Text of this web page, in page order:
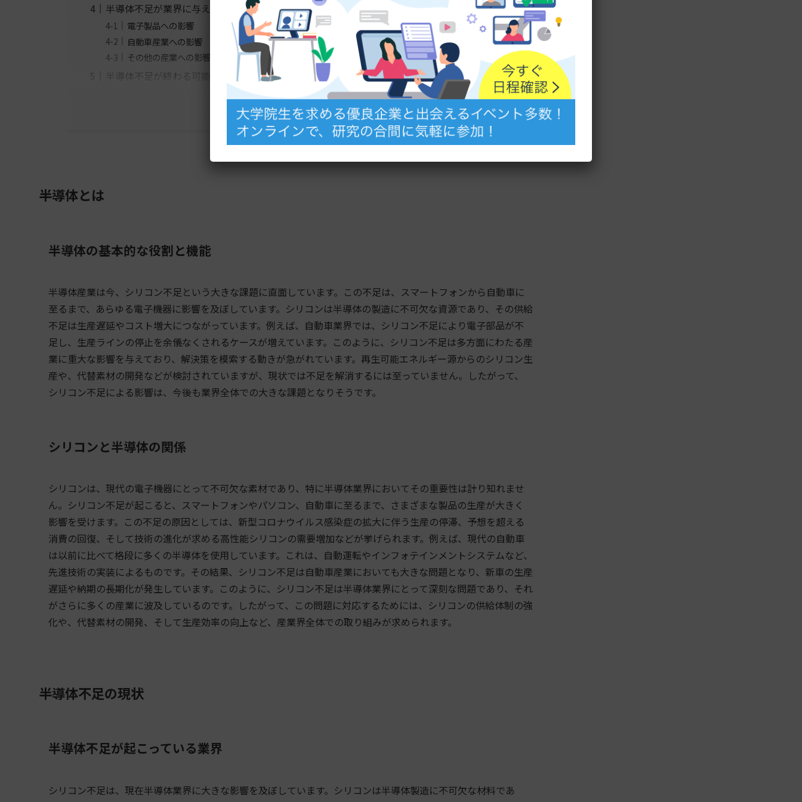
半導体不足が業界に与える影響
電子製品への影響
自動車産業への影響
その他の産業への影響
半導体不足が終わる可能性
もっと見る
半導体とは
半導体の基本的な役割と機能
半導体産業は今、シリコン不足という大きな課題に直面しています。この不足は、スマートフォンから自動車に
至るまで、あらゆる電子機器に影響を及ぼしています。シリコンは半導体の製造に不可欠な資源であり、その供給
不足は生産遅延やコスト増大につながっています。例えば、自動車業界では、シリコン不足により電子部品が不
足し、生産ラインの停止を余儀なくされるケースが増えています。このように、シリコン不足は多方面にわたる産
業に重大な影響を与えており、解決策を模索する動きが急がれています。再生可能エネルギー源からのシリコン生
産や、代替素材の開発などが検討されていますが、現状では不足を解消するには至っていません。したがって、
シリコン不足による影響は、今後も業界全体での大きな課題となりそうです。
シリコンと半導体の関係
シリコンは、現代の電子機器にとって不可欠な素材であり、特に半導体業界においてその重要性は計り知れませ
ん。シリコン不足が起こると、スマートフォンやパソコン、自動車に至るまで、さまざまな製品の生産が大きく
影響を受けます。この不足の原因としては、新型コロナウイルス感染症の拡大に伴う生産の停滞、予想を超える
消費の回復、そして技術の進化が求める高性能シリコンの需要増加などが挙げられます。例えば、現代の自動車
は以前に比べて格段に多くの半導体を使用しています。これは、自動運転やインフォテインメントシステムなど、
先進技術の実装によるものです。その結果、シリコン不足は自動車産業においても大きな問題となり、新車の生産
遅延や納期の長期化が発生しています。このように、シリコン不足は半導体業界にとって深刻な問題であり、それ
がさらに多くの産業に波及しているのです。したがって、この問題に対応するためには、シリコンの供給体制の強
化や、代替素材の開発、そして生産効率の向上など、産業界全体での取り組みが求められます。
半導体不足の現状
半導体不足が起こっている業界
シリコン不足は、現在半導体業界に大きな影響を及ぼしています。シリコンは半導体製造に不可欠な材料であ